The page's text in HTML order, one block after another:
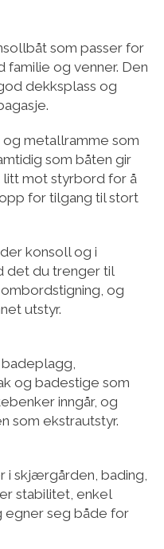
som passer for
og venner. Den
dekksplass og
og metallramme som
som båten gir
litt mot styrbord for å
for tilgang til stort
konsoll og i
det du trenger til
og
utstyr.
og badestige som
inngår, og
som ekstrautstyr.
i skjærgården, bading,
stabilitet, enkel
egner seg både for